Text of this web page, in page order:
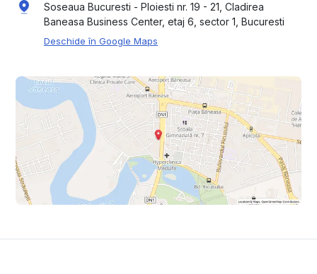
Soseaua Bucuresti - Ploiesti nr. 19 - 21, Cladirea
Baneasa Business Center, etaj 6, sector 1, Bucuresti
Deschide în Google Maps